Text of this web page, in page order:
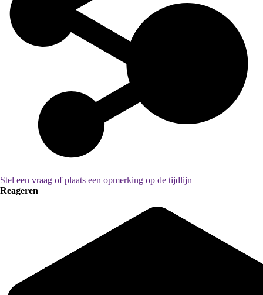
Stel een vraag of plaats een opmerking op de tijdlijn
Reageren